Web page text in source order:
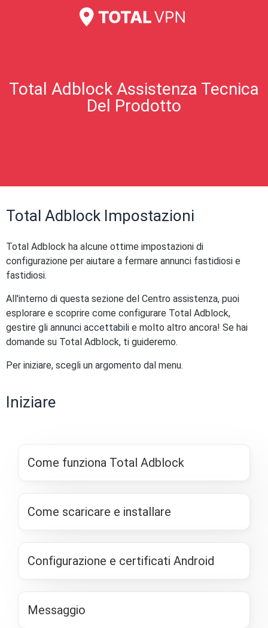
Total Adblock Assistenza Tecnica
Del Prodotto
Total Adblock Impostazioni
Total Adblock ha alcune ottime impostazioni di
configurazione per aiutare a fermare annunci fastidiosi e
fastidiosi.
All'interno di questa sezione del Centro assistenza, puoi
esplorare e scoprire come configurare Total Adblock,
gestire gli annunci accettabili e molto altro ancora! Se hai
domande su Total Adblock, ti guideremo.
Per iniziare, scegli un argomento dal menu.
Iniziare
Come funziona Total Adblock
Come scaricare e installare
Configurazione e certificati Android
Messaggio